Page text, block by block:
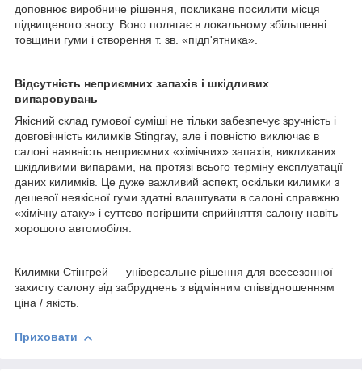
доповнює виробниче рішення, покликане посилити місця
підвищеного зносу. Воно полягає в локальному збільшенні
товщини гуми і створення т. зв. «підп'ятника».
Відсутність неприємних запахів і шкідливих
випаровувань
Якісний склад гумової суміші не тільки забезпечує зручність і
довговічність килимків Stingray, але і повністю виключає в
салоні наявність неприємних «хімічних» запахів, викликаних
шкідливими випарами, на протязі всього терміну експлуатації
даних килимків. Це дуже важливий аспект, оскільки килимки з
дешевої неякісної гуми здатні влаштувати в салоні справжню
«хімічну атаку» і суттєво погіршити сприйняття салону навіть
хорошого автомобіля.
Килимки Стінгрей — універсальне рішення для всесезонної
захисту салону від забруднень з відмінним співвідношенням
ціна / якість.
Приховати